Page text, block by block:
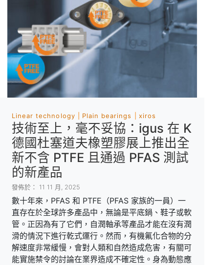
Linear technology Plain bearings xiros
技術至上，毫不妥協：igus 在 K
德國杜塞道夫橡塑膠展上推出全
新不含 PTFE 且通過 PFAS 測試
的新產品
發佈於： 11 11 月, 2025
數十年來，PFAS 和 PTFE（PFAS 家族的一員）一
直存在於全球許多產品中，無論是平底鍋、鞋子或軟
管。正因為有了它們，自潤軸承等產品才能在沒有潤
滑的情況下進行乾式運行。然而，有機氟化合物的分
解速度非常緩慢，會對人類和自然造成危害，有關可
能實施禁令的討論在業界造成不確定性。身為動態應